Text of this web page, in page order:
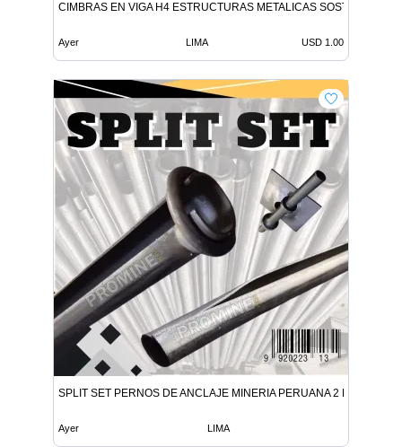
CIMBRAS EN VIGA H4 ESTRUCTURAS METALICAS
Ayer LIMA USD 1.00
SPLIT SET PERNOS DE ANCLAJE MINERIA PERUANA 2 DIAS
Ayer LIMA